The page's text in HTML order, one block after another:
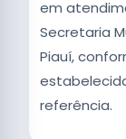
em
Secretaria
Piauí,
referência.